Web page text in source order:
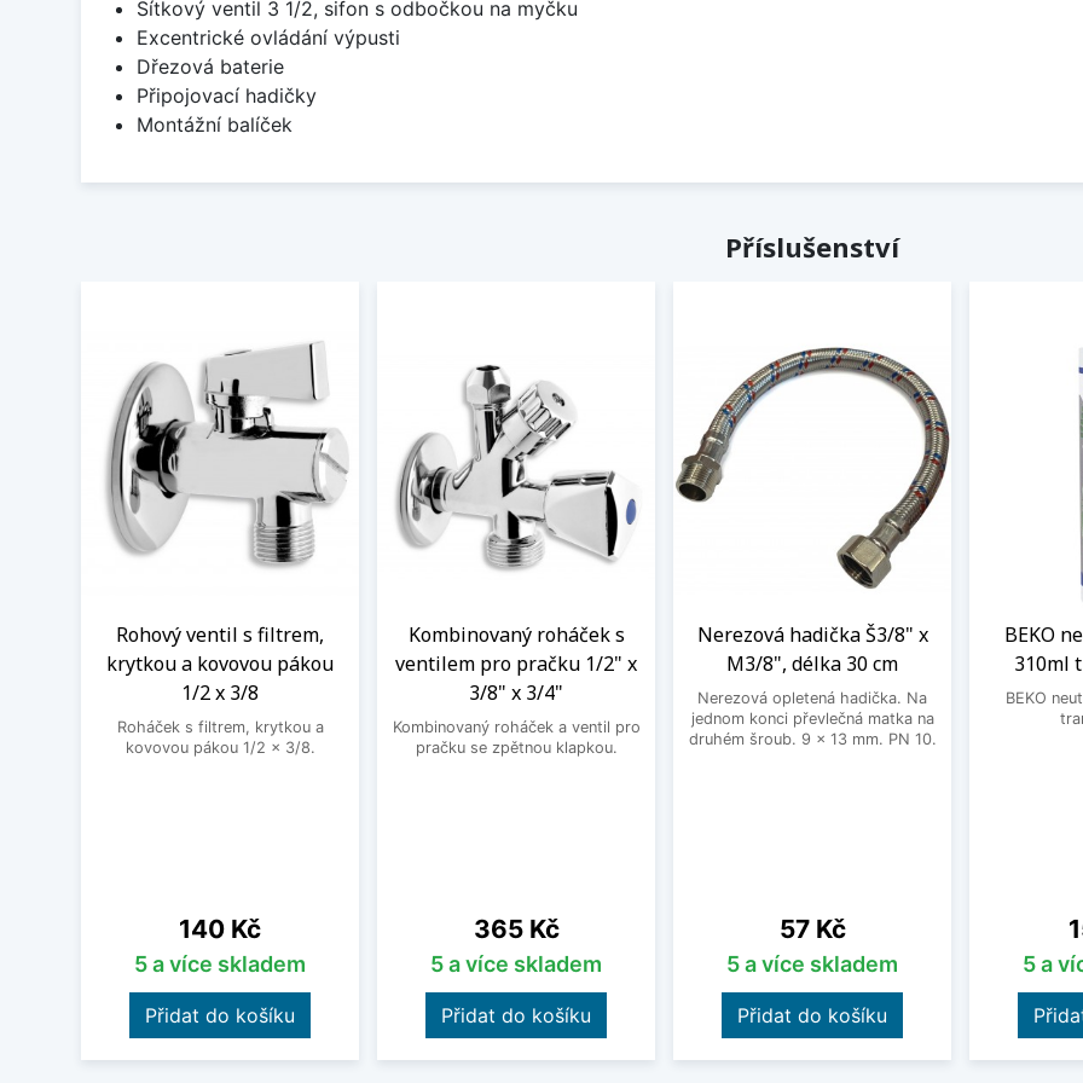
Sítkový ventil 3 1/2, sifon s odbočkou na myčku
Excentrické ovládání výpusti
Dřezová baterie
Připojovací hadičky
Montážní balíček
Příslušenství
Rohový ventil s filtrem,
krytkou a kovovou pákou
1/2 x 3/8
Roháček s filtrem, krytkou a
kovovou pákou 1/2 x 3/8.
Cena
140 Kč
5 a více skladem
Přidat do košíku
Kombinovaný roháček s
ventilem pro pračku 1/2" x
3/8" x 3/4"
Kombinovaný roháček a ventil pro
pračku se zpětnou klapkou.
Cena
365 Kč
5 a více skladem
Přidat do košíku
Nerezová hadička Š3/8" x
M3/8", délka 30 cm
Nerezová opletená hadička. Na
jednom konci převlečná matka na
druhém šroub. 9 x 13 mm. PN 10.
Cena
57 Kč
5 a více skladem
Přidat do košíku
BEKO
310ml
BEKO
5 a